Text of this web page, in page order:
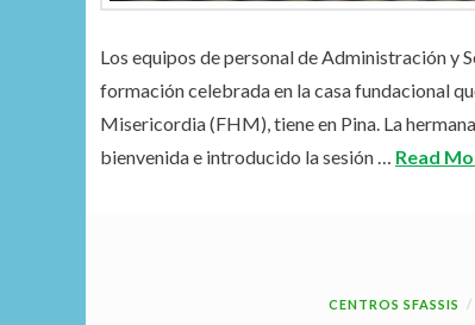
Los equipos de personal de Administración y
formación celebrada en la casa fundacional
Misericordia (FHM), tiene en Pina. La
bienvenida e introducido la sesión … Read
CENTROS SFASSIS